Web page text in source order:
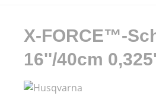
X-FORCE™-
16''/40cm